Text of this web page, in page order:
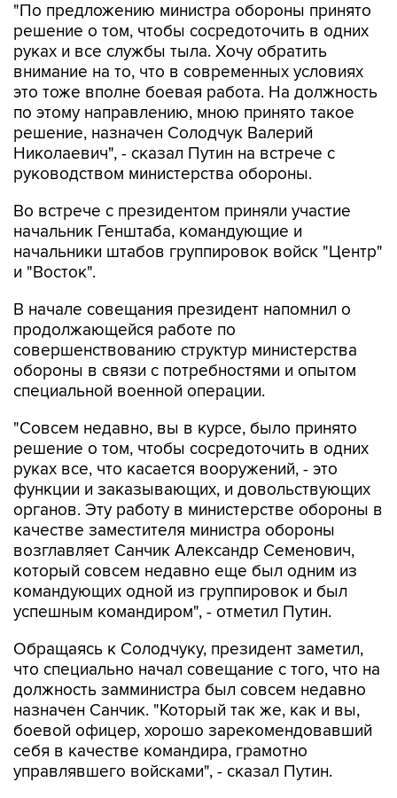
"По предложению министра обороны принято
решение о том, чтобы сосредоточить в одних
руках и все службы тыла. Хочу обратить
внимание на то, что в современных условиях
это тоже вполне боевая работа. На должность
по этому направлению, мною принято такое
решение, назначен Солодчук Валерий
Николаевич", - сказал Путин на встрече с
руководством министерства обороны.
Во встрече с президентом приняли участие
начальник Генштаба, командующие и
начальники штабов группировок войск "Центр"
и "Восток".
В начале совещания президент напомнил о
продолжающейся работе по
совершенствованию структур министерства
обороны в связи с потребностями и опытом
специальной военной операции.
"Совсем недавно, вы в курсе, было принято
решение о том, чтобы сосредоточить в одних
руках все, что касается вооружений, - это
функции и заказывающих, и довольствующих
органов. Эту работу в министерстве обороны в
качестве заместителя министра обороны
возглавляет Санчик Александр Семенович,
который совсем недавно еще был одним из
командующих одной из группировок и был
успешным командиром", - отметил Путин.
Обращаясь к Солодчуку, президент заметил,
что специально начал совещание с того, что на
должность замминистра был совсем недавно
назначен Санчик. "Который так же, как и вы,
боевой офицер, хорошо зарекомендовавший
себя в качестве командира, грамотно
управлявшего войсками", - сказал Путин.